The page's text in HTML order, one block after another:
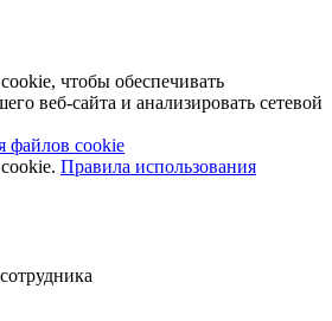
чтобы обеспечивать
веб-сайта и анализировать сетевой
файлов cookie
Правила использования